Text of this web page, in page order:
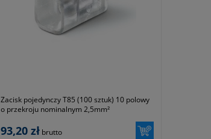
Zacisk pojedynczy T85 (100 sztuk) 10 polowy
o przekroju nominalnym 2,5mm²
93,20 zł brutto